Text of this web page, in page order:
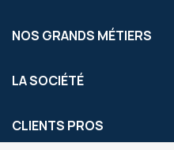
NOS GRANDS MÉTIERS
LA SOCIÉTÉ
CLIENTS PROS